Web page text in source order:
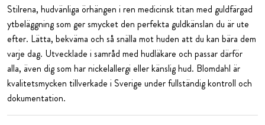
Stilrena, hudvänliga örhängen i ren medicinsk titan med guldfärgad
ytbeläggning som ger smycket den perfekta guldkänslan du är ute
efter. Lätta, bekväma och så snälla mot huden att du kan bära dem
varje dag. Utvecklade i samråd med hudläkare och passar därför
alla, även dig som har nickelallergi eller känslig hud. Blomdahl är
kvalitetsmycken tillverkade i Sverige under fullständig kontroll och
dokumentation.